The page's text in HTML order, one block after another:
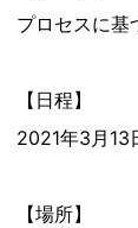
プロセスに基
【日程】
2021年3月13
【場所】